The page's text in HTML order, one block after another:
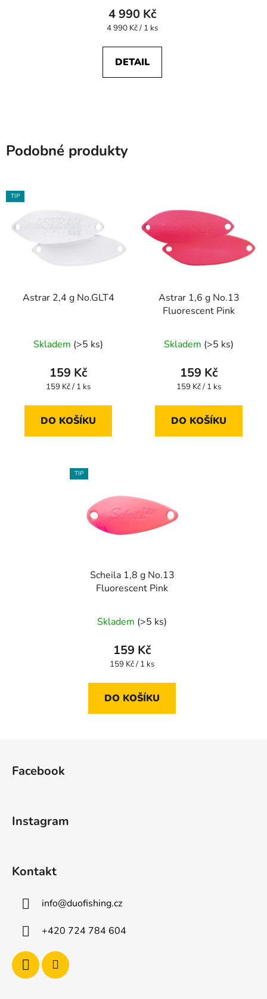
4 990 Kč
Měrná
4 990 Kč / 1 ks
DETAIL
Podobné produkty
TIP
Astrar 2,4 g No.GLT4
Skladem (>5 ks)
159 Kč
Měrná
159 Kč / 1 ks
DO KOŠÍKU
Astrar 1,6 g No.13
Fluorescent Pink
Skladem (>5 ks)
159 Kč
Měrná
159 Kč / 1 ks
DO KOŠÍKU
TIP
Scheila 1,8 g No.13
Fluorescent Pink
Skladem (>5 ks)
159 Kč
Měrná
159 Kč / 1 ks
DO KOŠÍKU
Facebook
Instagram
Kontakt
info@duofishing.cz
+420 724 784 604